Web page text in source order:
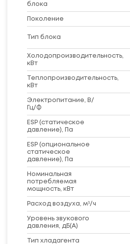
блока
Поколение
Тип блока
Холодопроизводительность,
кВт
Теплопроизводительность,
кВт
Электропитание, В/
Гц/Ф
ESP (статическое
давление), Па
ESP (опциональное
статическое
давление), Па
Номинальная
потребляемая
мощность, кВт
Расход воздуха, м³/ч
Уровень звукового
давления, дБ(А)
Тип хладагента